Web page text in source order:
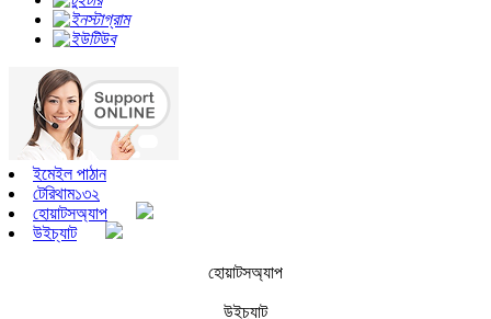
ইমেইল পাঠান
টেরিথাম১৩২
হোয়াটসঅ্যাপ
উইচ্যাট
হোয়াটসঅ্যাপ
উইচ্যাট